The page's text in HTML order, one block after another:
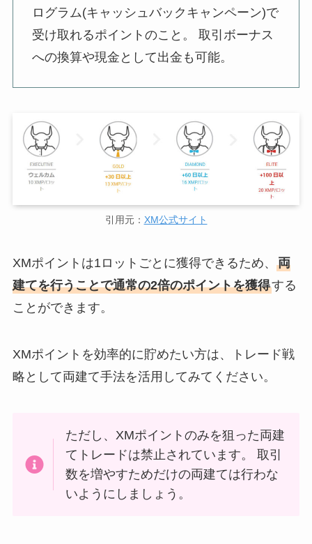
ログラム(キャッシュバックキャンペーン)で
受け取れるポイントのこと。 取引ボーナス
への換算や現金として出金も可能。
引用元： XM公式サイト
XMポイントは1ロットごとに獲得できるため、 両
建てを行うことで通常の2倍のポイントを獲得する
ことができます。
XMポイントを効率的に貯めたい方は、トレード戦
略として両建て手法を活用してみてください。
ただし、XMポイントのみを狙った両建
てトレードは禁止されています。 取引
数を増やすためだけの両建ては行わな
いようにしましょう。